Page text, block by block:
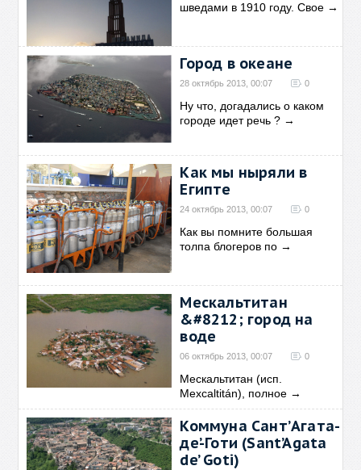
шведами в 1910 году. Свое →
Город в океане
28 октябрь 2013, 00:07 0
Ну что, догадались о каком
городе идет речь ? →
Как мы ныряли в
Египте
24 октябрь 2013, 00:07 0
Как вы помните большая
толпа блогеров по →
Мескальтитан
&#8212; город на
воде
06 октябрь 2013, 00:07 0
Мескальтитан (исп.
Mexcaltitán), полное →
Коммуна Сант’Агата-
де’-Готи (Sant’Agata
de’ Goti)